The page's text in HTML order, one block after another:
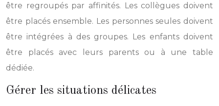
être regroupés par affinités. Les collègues doivent
être placés ensemble. Les personnes seules doivent
être intégrées à des groupes. Les enfants doivent
être placés avec leurs parents ou à une table
dédiée.
Gérer les situations délicates